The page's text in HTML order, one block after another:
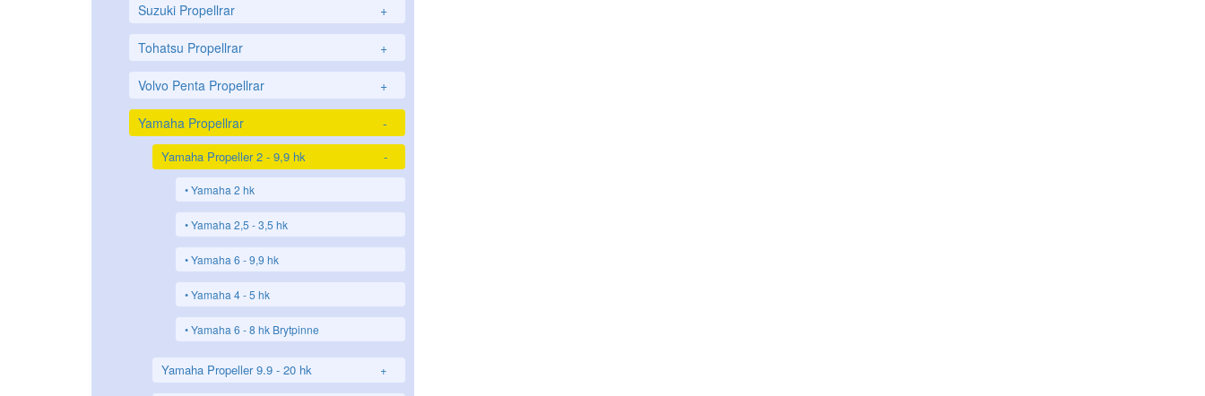
Suzuki Propellrar +
Tohatsu Propellrar +
Volvo Penta Propellrar +
Yamaha Propellrar -
Yamaha Propeller 2 - 9,9 hk -
Yamaha 2 hk
Yamaha 2,5 - 3,5 hk
Yamaha 6 - 9,9 hk
Yamaha 4 - 5 hk
Yamaha 6 - 8 hk Brytpinne
Yamaha Propeller 9.9 - 20 hk +